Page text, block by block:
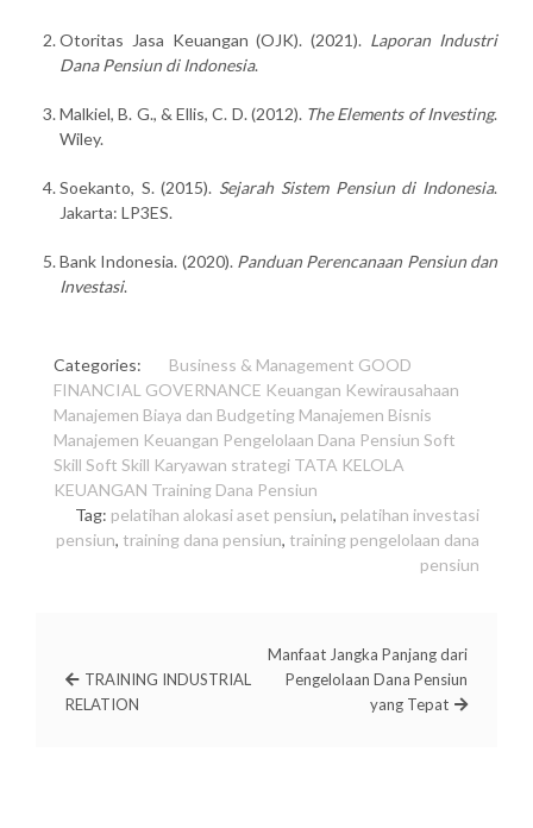
Otoritas Jasa Keuangan (OJK). (2021). Laporan Industri
Dana Pensiun di Indonesia.
Malkiel, B. G., & Ellis, C. D. (2012). The Elements of Investing.
Wiley.
Soekanto, S. (2015). Sejarah Sistem Pensiun di Indonesia.
Jakarta: LP3ES.
Bank Indonesia. (2020). Panduan Perencanaan Pensiun dan
Investasi.
Categories: Business & Management GOOD
FINANCIAL GOVERNANCE Keuangan Kewirausahaan
Manajemen Biaya dan Budgeting Manajemen Bisnis
Manajemen Keuangan Pengelolaan Dana Pensiun Soft
Skill Soft Skill Karyawan strategi TATA KELOLA
KEUANGAN Training Dana Pensiun
Tag: pelatihan alokasi aset pensiun, pelatihan investasi
pensiun, training dana pensiun, training pengelolaan dana
pensiun
TRAINING INDUSTRIAL
RELATION
Manfaat Jangka Panjang dari
Pengelolaan Dana Pensiun
yang Tepat